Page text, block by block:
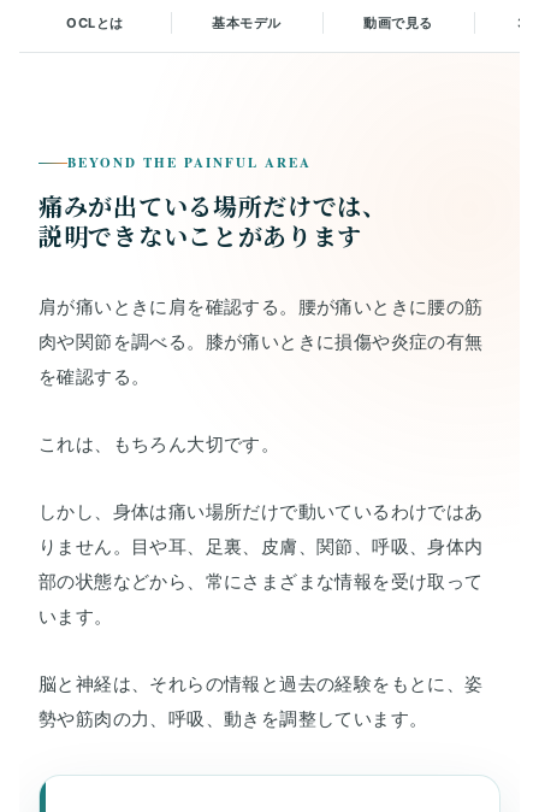
OCLとは 基本モデル 動画で見る 3
BEYOND THE PAINFUL AREA
痛みが出ている場所だけでは、
説明できないことがあります
肩が痛いときに肩を確認する。腰が痛いときに腰の筋
肉や関節を調べる。膝が痛いときに損傷や炎症の有無
を確認する。
これは、もちろん大切です。
しかし、身体は痛い場所だけで動いているわけではあ
りません。目や耳、足裏、皮膚、関節、呼吸、身体内
部の状態などから、常にさまざまな情報を受け取って
います。
脳と神経は、それらの情報と過去の経験をもとに、姿
勢や筋肉の力、呼吸、動きを調整しています。